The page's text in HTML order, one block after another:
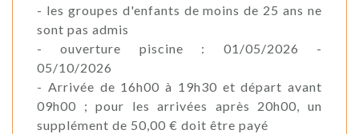
- les groupes d'enfants de moins de 25 ans ne
sont pas admis
- ouverture piscine : 01/05/2026 -
05/10/2026
- Arrivée de 16h00 à 19h30 et départ avant
09h00 ; pour les arrivées après 20h00, un
supplément de 50,00 € doit être payé